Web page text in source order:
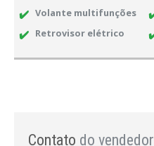
Volante multifunções
Retrovisor elétrico
Contato do vendedor